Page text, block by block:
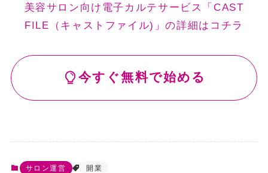
美容サロン向け電子カルテサービス「CAST
FILE（キャストファイル)」の詳細はコチラ
今すぐ無料で始める
サロン運営 開業